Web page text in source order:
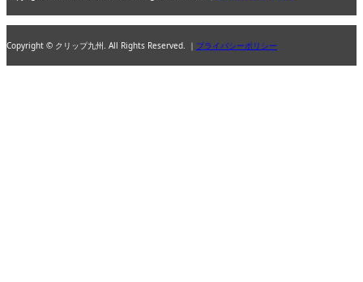
Copyright © クリップ九州. All Rights Reserved. ｜ プライバシーポリシー